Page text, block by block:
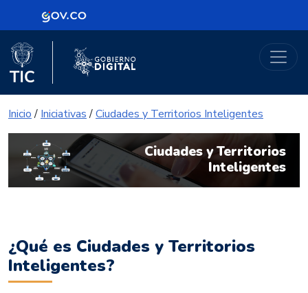
Logo Gobierno de Colombia
Portal Gobierno Digital
Logo del Ministerio TIC
Inicio/ Iniciativas/Ciudades y Territorios Inteligentes
Ciudades y Territorios
Inteligentes
¿Qué es Ciudades y Territorios
Inteligentes?